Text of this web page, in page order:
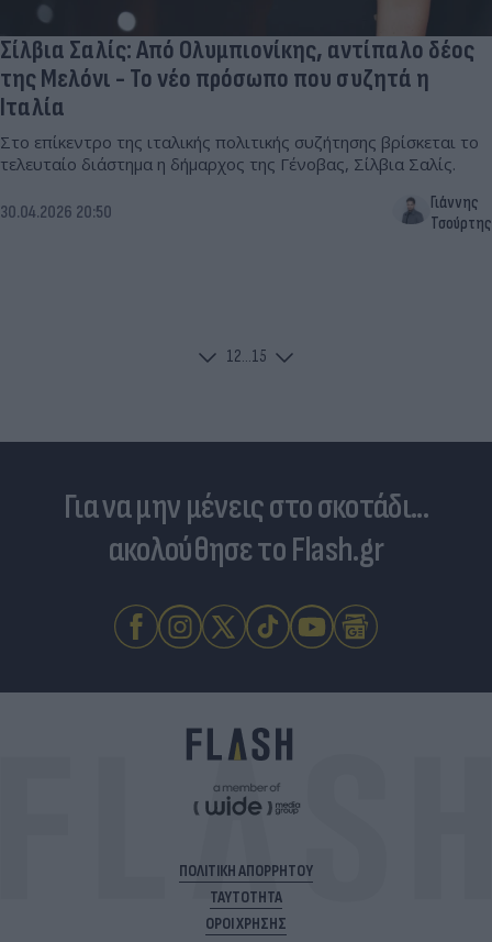
Σίλβια Σαλίς: Από Ολυμπιονίκης, αντίπαλο δέος
της Μελόνι - Το νέο πρόσωπο που συζητά η
Ιταλία
Στο επίκεντρο της ιταλικής πολιτικής συζήτησης βρίσκεται το
τελευταίο διάστημα η δήμαρχος της Γένοβας, Σίλβια Σαλίς.
30.04.2026 20:50
Γιάννης
Τσούρτης
12...15
Για να μην μένεις στο σκοτάδι...
ακολούθησε το Flash.gr
ΠΟΛΙΤΙΚΗ ΑΠΟΡΡΗΤΟΥ
ΤΑΥΤΟΤΗΤΑ
ΟΡΟΙ ΧΡΗΣΗΣ